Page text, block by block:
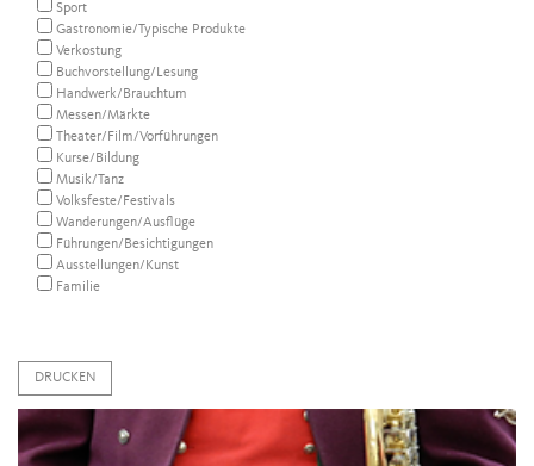
Sport
Gastronomie/Typische Produkte
Verkostung
Buchvorstellung/Lesung
Handwerk/Brauchtum
Messen/Märkte
Theater/Film/Vorführungen
Kurse/Bildung
Musik/Tanz
Volksfeste/Festivals
Wanderungen/Ausflüge
Führungen/Besichtigungen
Ausstellungen/Kunst
Familie
DRUCKEN